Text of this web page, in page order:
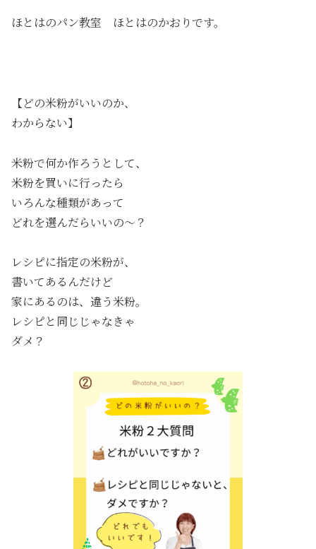
ほとはのパン教室 ほとはのかおりです。
【どの米粉がいいのか、
わからない】
米粉で何か作ろうとして、
米粉を買いに行ったら
いろんな種類があって
どれを選んだらいいの～？
レシピに指定の米粉が、
書いてあるんだけど
家にあるのは、違う米粉。
レシピと同じじゃなきゃ
ダメ？